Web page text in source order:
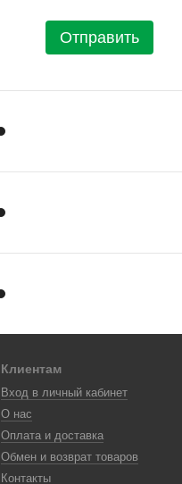
Отправить
Клиентам
Вход в личный кабинет
О нас
Оплата и доставка
Обмен и возврат товаров
Контакты